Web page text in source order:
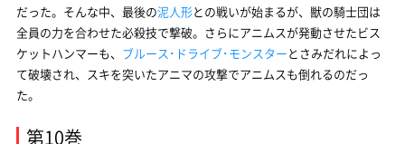
だった。そんな中、最後の泥人形との戦いが始まるが、獣の騎士団は
全員の力を合わせた必殺技で撃破。さらにアニムスが発動させたビス
ケットハンマーも、 ブルース･ドライブ･モンスターとさみだれによっ
て破壊され、スキを突いたアニマの攻撃でアニムスも倒れるのだっ
た。
第10巻